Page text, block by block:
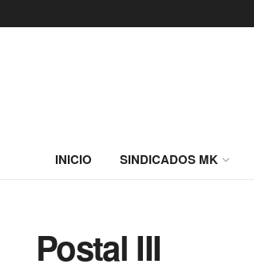
INICIO SINDICADOS MK
Postal III